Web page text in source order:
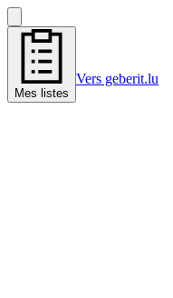
Mes listes
Vers geberit.lu